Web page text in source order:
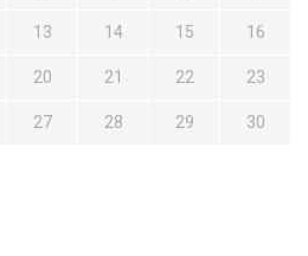
13 14 15 16
20 21 22 23
27 28 29 30